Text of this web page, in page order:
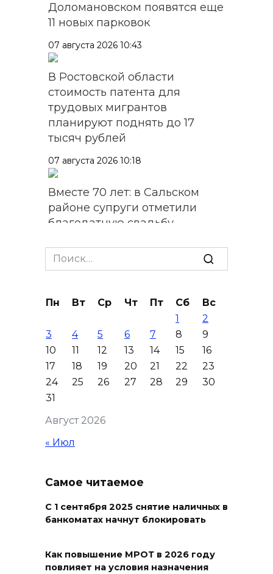
Доломановском появятся еще
11 новых парковок
07 августа 2026 10:43
В Ростовской области
стоимость патента для
трудовых мигрантов
планируют поднять до 17
тысяч рублей
07 августа 2026 10:18
Вместе 70 лет: в Сальском
районе супруги отметили
благодатную свадьбу
07 августа 2026 10:17
более 5900 мигрантов
07 августа 2026 10:00
На Дону проходит месячник
диспансеризации для людей
от 65 лет
07 августа 2026 09:01
Семеро погибших: за сутки на
07 августа 2026 08:42
Сотни БПЛА подавили над
07 августа 2026 08:33
Search
for:
Август 2026
Пн Вт Ср Чт Пт Сб
Вс
1
2
3
4 5 6 7 8
9
10
11 12 13 14 15
16
17
18 19 20 21 22
23
24
25 26 27 28 29
30
31
« Июл
Самое читаемое
С 1 сентября 2025 снятие наличных в
банкоматах начнут блокировать
Как повышение МРОТ в 2026 году
повлияет на условия назначения